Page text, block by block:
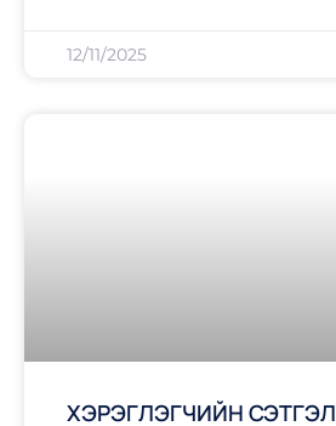
12/11/2025
ХЭРЭГЛЭГЧИЙН СЭТГЭЛ